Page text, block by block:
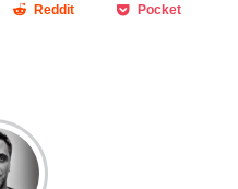
Reddit Pocket